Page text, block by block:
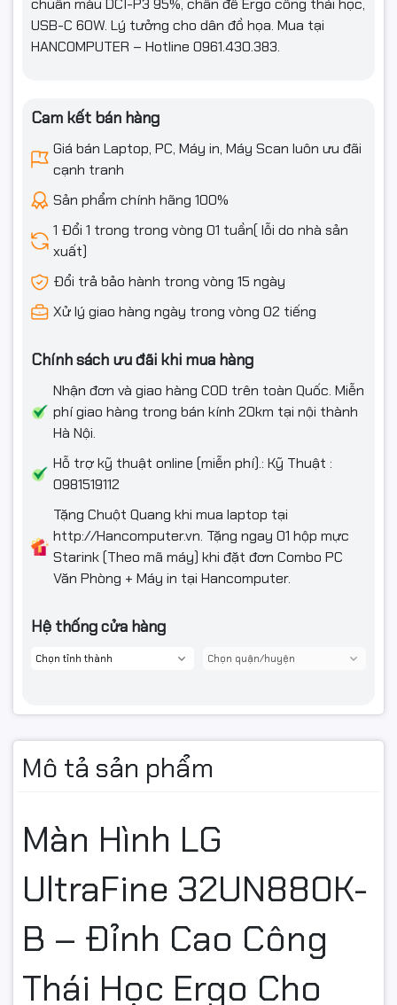
chuẩn màu DCI-P3 95%, chân đế Ergo công thái học,
USB-C 60W. Lý tưởng cho dân đồ họa. Mua tại
HANCOMPUTER – Hotline 0961.430.383.
Cam kết bán hàng
Giá bán Laptop, PC, Máy in, Máy Scan luôn ưu đãi
cạnh tranh
Sản phẩm chính hãng 100%
1 Đổi 1 trong trong vòng 01 tuần( lỗi do nhà sản
xuất)
Đổi trả bảo hành trong vòng 15 ngày
Xử lý giao hàng ngày trong vòng 02 tiếng
Chính sách ưu đãi khi mua hàng
Nhận đơn và giao hàng COD trên toàn Quốc. Miễn
phí giao hàng trong bán kính 20km tại nội thành
Hà Nội.
Hỗ trợ kỹ thuật online (miễn phí).: Kỹ Thuật :
0981519112
Tặng Chuột Quang khi mua laptop tại
http://Hancomputer.vn. Tặng ngay 01 hộp mực
Starink (Theo mã máy) khi đặt đơn Combo PC
Văn Phòng + Máy in tại Hancomputer.
Hệ thống cửa hàng
Mô tả sản phẩm
Màn Hình LG
UltraFine 32UN880K-
B – Đỉnh Cao Công
Thái Học Ergo Cho